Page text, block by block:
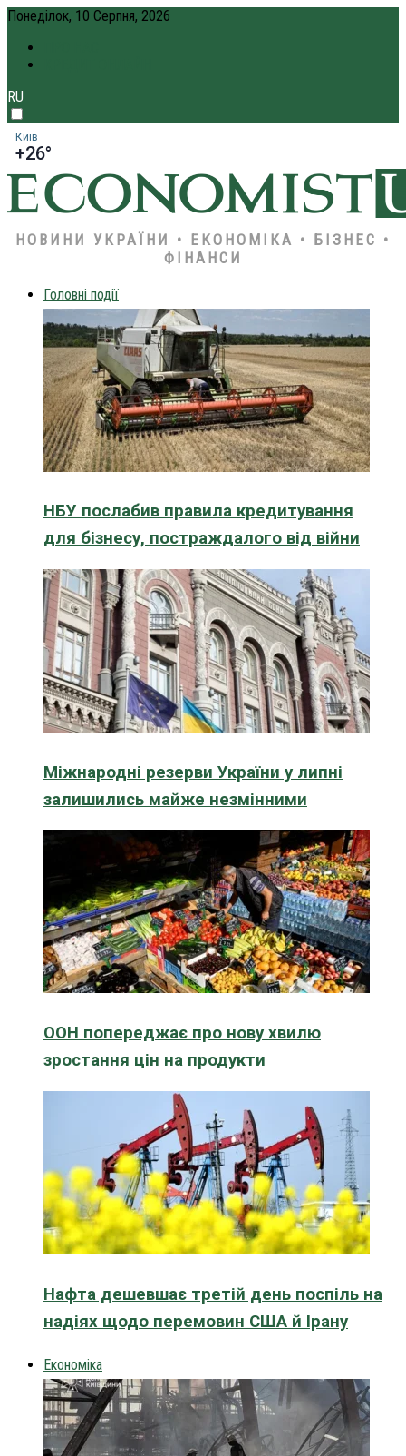
Понеділок, 10 Серпня, 2026
RU
Київ
+26°
НОВИНИ УКРАЇНИ • ЕКОНОМІКА • БІЗНЕС •
ФІНАНСИ
Головні події
НБУ послабив правила кредитування
для бізнесу, постраждалого від війни
Міжнародні резерви України у липні
залишились майже незмінними
ООН попереджає про нову хвилю
зростання цін на продукти
Нафта дешевшає третій день поспіль на
надіях щодо перемовин США й Ірану
Економіка